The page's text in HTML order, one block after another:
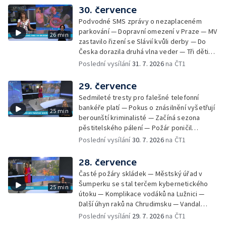
Nelegání hřbitov domácích mazlíčků — Státní
zastupitelství zrušilo trestní stíhání ženy z
Teplicka, kterou policie dříve obvinila z
týrání koček — Péče o seniory jako brigáda
— Po pádu stromů prověří alej odborníci —
Festival Hrady CZ poprvé na Hluboké
26 min
30. července
Podvodné SMS zprávy o nezaplaceném
parkování — Dopravní omezení v Praze — MV
zastavilo řizení se Slávií kvůli derby — Do
Česka dorazila druhá vlna veder — Tři děti
zůstali v rozpáleném autě — Problém s
mraženými potravinami v horku — Slavnostní
vyřazení absolventů Univerzity obrany —
Zájem o obytné vozy roste — Praha má
novou servisní loď — Vidická samoobslužná
prodejna si na provoz vydělá — U jezera
Most začíná festival Let It Roll — Vyvrcholil
bouřkový neboli jelení úplněk — Kanoistka
Poslední vysílání31. 7. 2026na ČT1
25 min
29. července
Sedmileté tresty pro falešné telefonní
bankéře platí — Pokus o znásilnění vyšetřují
berounští kriminalisté — Začíná sezona
pěstitelského pálení — Požár poničil
historickou vilu Marta v Písku — Končí Letní
odpad — Nedostatek vody na Hracholuskách
— Příprava nového plavebního stupně v
Děčíně — Biokoridor pro užovku stromovou
— Záchrana liblického vysílače — První
koncert Diany Ross v Česku — Výroba
obrněných vozidel CV90 — Biokoridor pod
vedením vysokého napětí
Poslední vysílání30. 7. 2026na ČT1
25 min
28. července
Časté požáry skládek — Městský úřad v
Šumperku se stal terčem kybernetického
útoku — Komplikace vodáků na Lužnici —
Další úhyn raků na Chrudimsku — Vandal
poškodil okna na Ještědu — Lvice Elza má
Poslední vysílání 29. 7. 2026na ČT1